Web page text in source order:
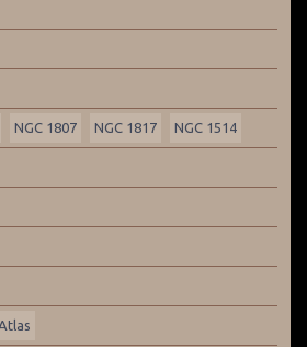
NGC 1807 NGC 1817 NGC 1514